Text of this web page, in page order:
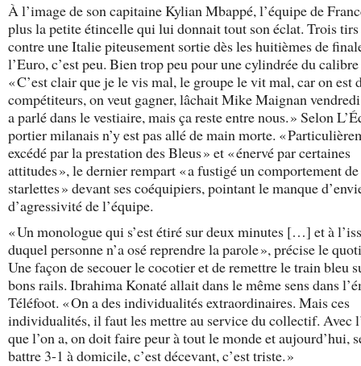
À l’image de son capitaine Kylian Mbappé, l’équipe de
plus la petite étincelle qui lui donnait tout son éclat. Trois tirs
contre une Italie piteusement sortie dès les huitièmes de
l’Euro, c’est peu. Bien trop peu pour une cylindrée du
« C’est clair que je le vis mal, le groupe le vit mal, car on est
compétiteurs, on veut gagner, lâchait Mike Maignan
a parlé dans le vestiaire, mais ça reste entre nous. » Selon
portier milanais n’y est pas allé de main morte. «
excédé par la prestation des Bleus » et « énervé par certaines
attitudes », le dernier rempart « a fustigé un comportement de
starlettes » devant ses coéquipiers, pointant le manque
d’agressivité de l’équipe.
« Un monologue qui s’est étiré sur deux minutes […] et à
duquel personne n’a osé reprendre la parole », précise le
Une façon de secouer le cocotier et de remettre le train bleu
bons rails. Ibrahima Konaté allait dans le même sens dans
Téléfoot. « On a des individualités extraordinaires. Mais ces
individualités, il faut les mettre au service du collectif. Avec
que l’on a, on doit faire peur à tout le monde et aujourd’hui,
battre 3-1 à domicile, c’est décevant, c’est triste. »